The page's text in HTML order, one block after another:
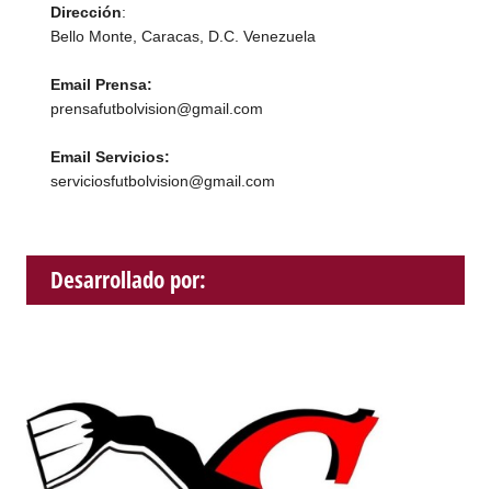
Dirección:
Bello Monte, Caracas, D.C. Venezuela
Email Prensa:
prensafutbolvision@gmail.com
Email Servicios:
serviciosfutbolvision@gmail.com
Desarrollado por: